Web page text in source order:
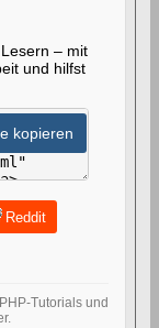
– mit
und hilfst
kopieren
Reddit
Tutorials und